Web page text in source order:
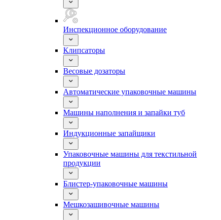
Инспекционное оборудование
Клипсаторы
Весовые дозаторы
Автоматические упаковочные машины
Машины наполнения и запайки туб
Индукционные запайщики
Упаковочные машины для текстильной
продукции
Блистер-упаковочные машины
Мешкозашивочные машины